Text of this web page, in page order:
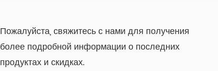
Пожалуйста, свяжитесь с нами для получения
более подробной информации о последних
продуктах и ​​скидках.